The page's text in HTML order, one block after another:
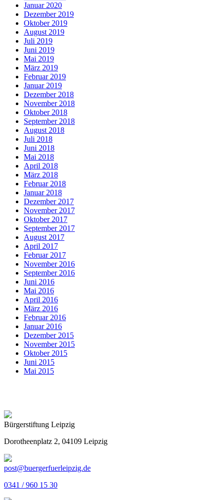
Januar 2020
Dezember 2019
Oktober 2019
August 2019
Juli 2019
Juni 2019
Mai 2019
März 2019
Februar 2019
Januar 2019
Dezember 2018
November 2018
Oktober 2018
September 2018
August 2018
Juli 2018
Juni 2018
Mai 2018
April 2018
März 2018
Februar 2018
Januar 2018
Dezember 2017
November 2017
Oktober 2017
September 2017
August 2017
April 2017
Februar 2017
November 2016
September 2016
Juni 2016
Mai 2016
April 2016
März 2016
Februar 2016
Januar 2016
Dezember 2015
November 2015
Oktober 2015
Juni 2015
Mai 2015
Bürgerstiftung Leipzig
Dorotheenplatz 2, 04109 Leipzig
post@buergerfuerleipzig.de
0341 / 960 15 30